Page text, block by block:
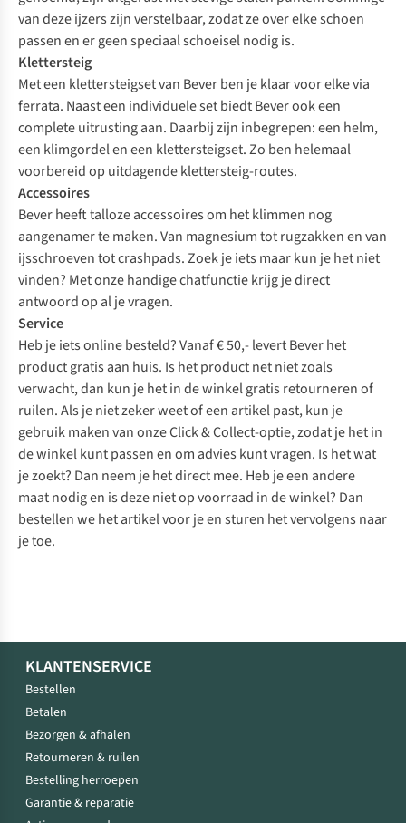
van deze ijzers zijn verstelbaar, zodat ze over elke schoen
passen en er geen speciaal schoeisel nodig is.
Klettersteig
Met een klettersteigset van Bever ben je klaar voor elke via
ferrata. Naast een individuele set biedt Bever ook een
complete uitrusting aan. Daarbij zijn inbegrepen: een helm,
een klimgordel en een klettersteigset. Zo ben helemaal
voorbereid op uitdagende klettersteig-routes.
Accessoires
Bever heeft talloze accessoires om het klimmen nog
aangenamer te maken. Van magnesium tot rugzakken en van
ijsschroeven tot crashpads. Zoek je iets maar kun je het niet
vinden? Met onze handige chatfunctie krijg je direct
antwoord op al je vragen.
Service
Heb je iets online besteld? Vanaf € 50,- levert Bever het
product gratis aan huis. Is het product net niet zoals
verwacht, dan kun je het in de winkel gratis retourneren of
ruilen. Als je niet zeker weet of een artikel past, kun je
gebruik maken van onze Click & Collect-optie, zodat je het in
de winkel kunt passen en om advies kunt vragen. Is het wat
je zoekt? Dan neem je het direct mee. Heb je een andere
maat nodig en is deze niet op voorraad in de winkel? Dan
bestellen we het artikel voor je en sturen het vervolgens naar
je toe.
KLANTENSERVICE
Bestellen
Betalen
Bezorgen & afhalen
Retourneren & ruilen
Bestelling herroepen
Garantie & reparatie